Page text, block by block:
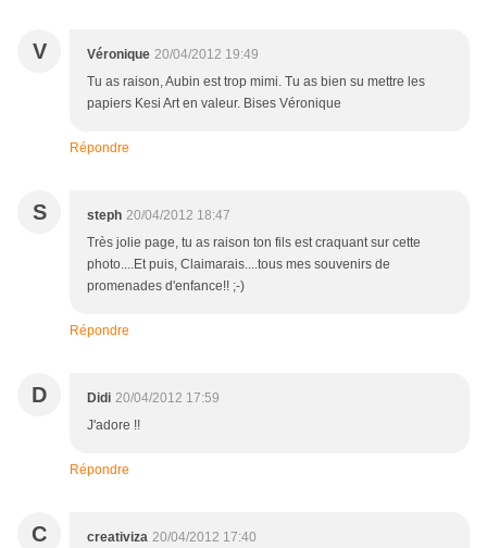
V Véronique 20/04/2012 19:49
Tu as raison, Aubin est trop mimi. Tu as bien su mettre les
papiers Kesi Art en valeur. Bises Véronique
Répondre
S steph 20/04/2012 18:47
Très jolie page, tu as raison ton fils est craquant sur cette
photo....Et puis, Claimarais....tous mes souvenirs de
promenades d'enfance!! ;-)
Répondre
D Didi 20/04/2012 17:59
J'adore !!
Répondre
C creativiza 20/04/2012 17:40